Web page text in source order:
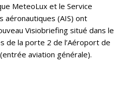
MeteoLux et le Service
aéronautiques (AIS) ont
Visiobriefing situé dans le
de la porte 2 de l’Aéroport de
aviation générale).